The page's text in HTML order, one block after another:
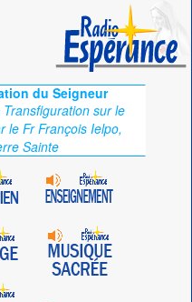
du Seigneur
sur le
le Fr François Ielpo,
Sainte